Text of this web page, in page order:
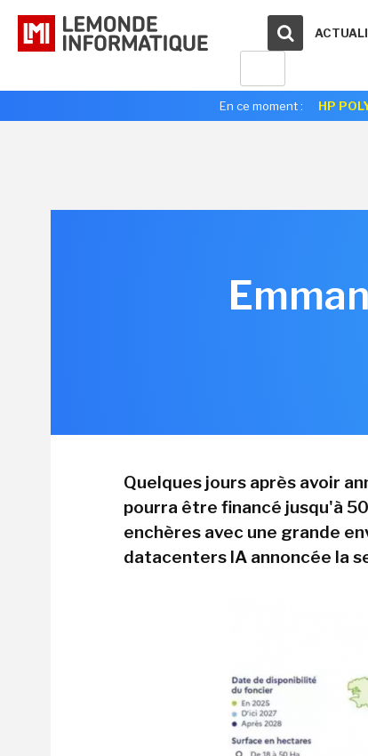
En ce moment : HP
Quelques jours après avoir
pourra être financé jusqu'à
enchères avec une grande
datacenters IA annoncée la